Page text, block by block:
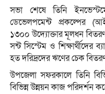
সভা শেষে তিনি
ডেভেলপমেন্ট প্রকল্পের
১৩০০ উদ্যোক্তার মূলধন
সন্ট সিস্টেম ও শিক্ষার্থীদের
হত দরিদ্রদের ঋণের চেক
উপজেলা সফরকালে তিনি
বিভিন্ন উন্নয়ন কাজ পরিদর্শন